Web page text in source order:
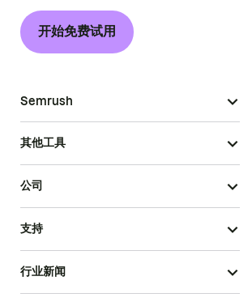
开始免费试用
Semrush
其他工具
公司
支持
行业新闻